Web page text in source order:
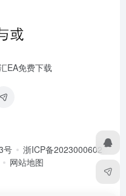
EA免费下载
号
浙ICP备2023000602
网站地图